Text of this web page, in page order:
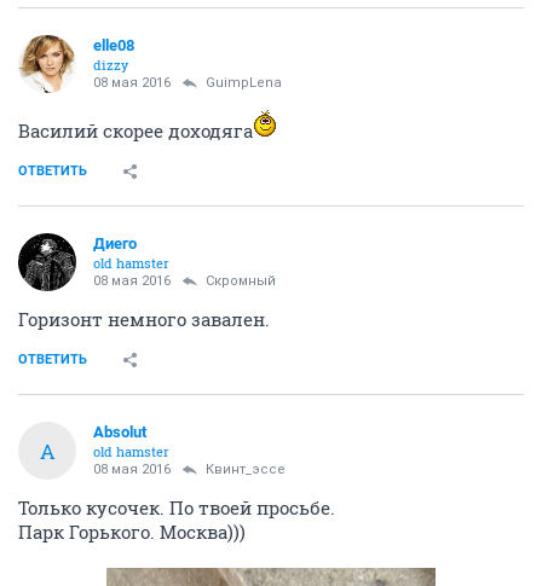
elle08
dizzy
08 мая 2016 GuimpLena
Василий скорее доходяга
ОТВЕТИТЬ
Диего
old hamster
08 мая 2016 Скромный
Горизонт немного завален.
ОТВЕТИТЬ
A
Absolut
old hamster
08 мая 2016 Квинт_эссе
Только кусочек. По твоей просьбе.
Парк Горького. Москва)))